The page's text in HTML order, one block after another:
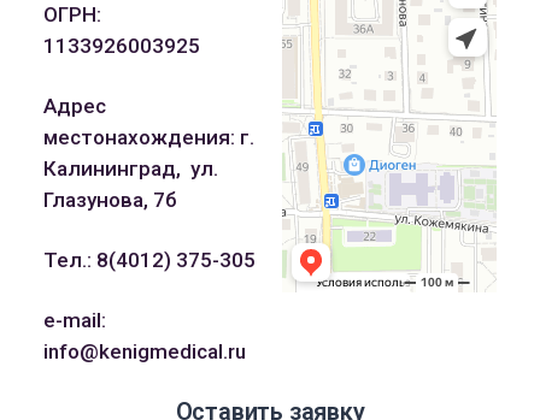
ОГРН:
1133926003925
Адрес
местонахождения: г.
Калининград, ул.
Глазунова, 7б
Тел.: 8(4012) 375-305
e-mail:
info@kenigmedical.ru
Оставить заявку